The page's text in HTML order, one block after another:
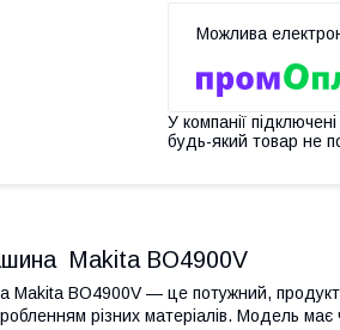
У компанії
будь-який товар не
Makita BO4900V
Makita BO4900V — це потужний,
різних матеріалів. Модель